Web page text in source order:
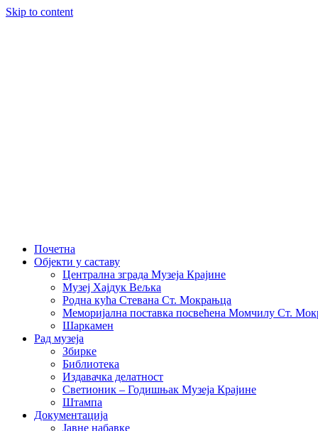
Skip to content
Почетна
Објекти у саставу
Централна зграда Музеја Крајине
Музеј Хајдук Вељка
Родна кућа Стевана Ст. Мокрањца
Меморијална поставка посвећена Момчилу Ст.
Шаркамен
Рад музеја
Збирке
Библиотека
Издавачка делатност
Светионик – Годишњак Музеја Крајине
Штампа
Документација
Јавне набавке